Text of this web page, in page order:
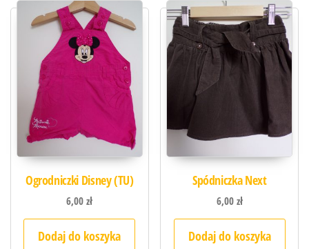
Ogrodniczki Disney (TU)
6,00zł
Dodaj do koszyka
Spódniczka Next
6,00zł
Dodaj do koszyka